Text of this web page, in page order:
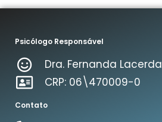
Psicólogo Responsável
Dra. Fernanda Lacerda
CRP: 06\470009-0
Contato